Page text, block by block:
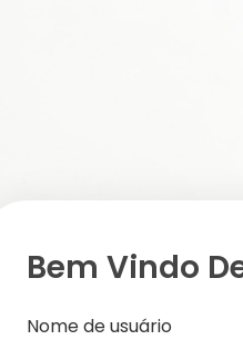
Bem Vindo
Nome de usuário